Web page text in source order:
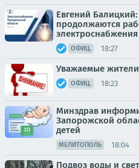
Евгений
продолжаются
электроснабжения
ОФИЦ. 18:27
Уважаемые жители
ОФИЦ. 18:23
Минздрав
Запорожской
детей
МЕЛИТОПОЛЬ 18:04
Подвоз воды и